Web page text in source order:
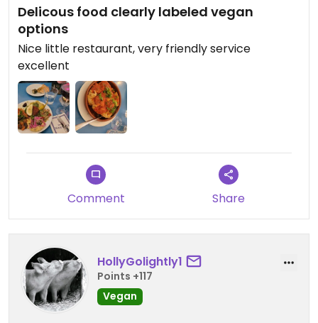
Delicous food clearly labeled vegan
options
Nice little restaurant, very friendly service
excellent
Comment Share
HollyGolightly1
Points +117
Vegan